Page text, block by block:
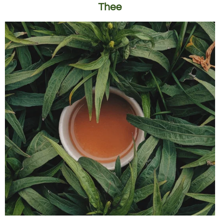
Thee